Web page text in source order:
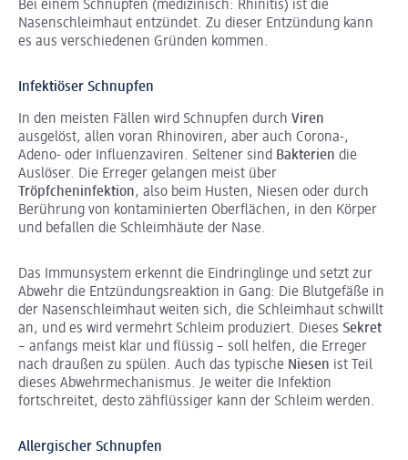
Bei einem Schnupfen (medizinisch: Rhinitis) ist die
Nasenschleimhaut entzündet. Zu dieser Entzündung kann
es aus verschiedenen Gründen kommen.
Infektiöser Schnupfen
In den meisten Fällen wird Schnupfen durch Viren
ausgelöst, allen voran Rhinoviren, aber auch Corona-,
Adeno- oder Influenzaviren. Seltener sind Bakterien die
Auslöser. Die Erreger gelangen meist über
Tröpfcheninfektion, also beim Husten, Niesen oder durch
Berührung von kontaminierten Oberflächen, in den Körper
und befallen die Schleimhäute der Nase.
Das Immunsystem erkennt die Eindringlinge und setzt zur
Abwehr die Entzündungsreaktion in Gang: Die Blutgefäße in
der Nasenschleimhaut weiten sich, die Schleimhaut schwillt
an, und es wird vermehrt Schleim produziert. Dieses Sekret
– anfangs meist klar und flüssig – soll helfen, die Erreger
nach draußen zu spülen. Auch das typische Niesen ist Teil
dieses Abwehrmechanismus. Je weiter die Infektion
fortschreitet, desto zähflüssiger kann der Schleim werden.
Allergischer Schnupfen